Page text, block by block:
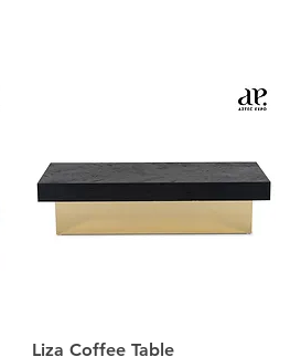
Snel overzicht
Liza Coffee Table